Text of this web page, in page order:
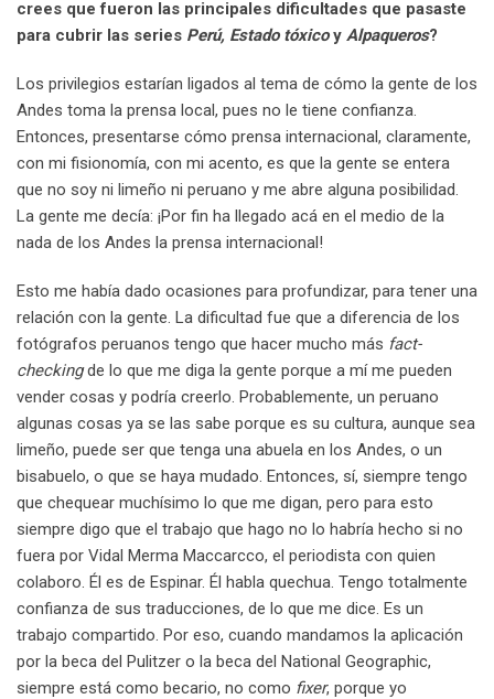
crees que fueron las principales dificultades que pasaste
para cubrir las series Perú, Estado tóxicoy Alpaqueros?
Los privilegios estarían ligados al tema de cómo la gente de los
Andes toma la prensa local, pues no le tiene confianza.
Entonces, presentarse cómo prensa internacional, claramente,
con mi fisionomía, con mi acento, es que la gente se entera
que no soy ni limeño ni peruano y me abre alguna posibilidad.
La gente me decía: ¡Por fin ha llegado acá en el medio de la
nada de los Andes la prensa internacional!
Esto me había dado ocasiones para profundizar, para tener una
relación con la gente. La dificultad fue que a diferencia de los
fotógrafos peruanos tengo que hacer mucho más fact-
checkingde lo que me diga la gente porque a mí me pueden
vender cosas y podría creerlo. Probablemente, un peruano
algunas cosas ya se las sabe porque es su cultura, aunque sea
limeño, puede ser que tenga una abuela en los Andes, o un
bisabuelo, o que se haya mudado. Entonces, sí, siempre tengo
que chequear muchísimo lo que me digan, pero para esto
siempre digo que el trabajo que hago no lo habría hecho si no
fuera por Vidal Merma Maccarcco, el periodista con quien
colaboro. Él es de Espinar. Él habla quechua. Tengo totalmente
confianza de sus traducciones, de lo que me dice. Es un
trabajo compartido. Por eso, cuando mandamos la aplicación
por la beca del Pulitzer o la beca del National Geographic,
siempre está como becario, no como fixer, porque yo